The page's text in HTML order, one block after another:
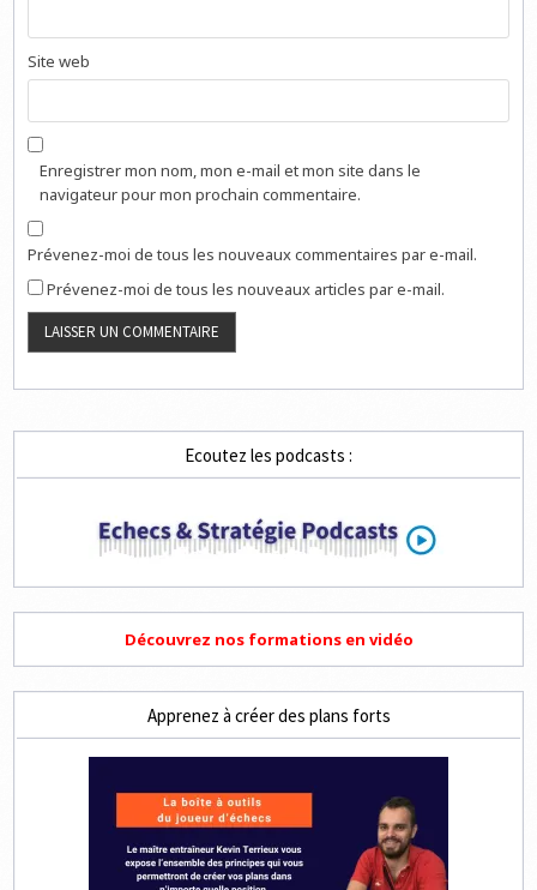
Site web
Enregistrer mon nom, mon e-mail et mon site dans le
navigateur pour mon prochain commentaire.
Prévenez-moi de tous les nouveaux commentaires par e-mail.
Prévenez-moi de tous les nouveaux articles par e-mail.
Ecoutez les podcasts :
Découvrez nos formations en vidéo
Apprenez à créer des plans forts